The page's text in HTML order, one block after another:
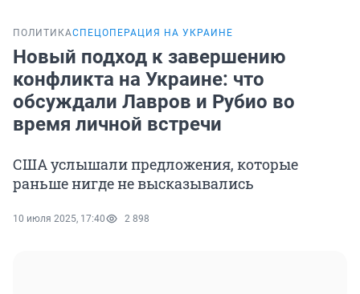
ПОЛИТИКАСПЕЦОПЕРАЦИЯ НА УКРАИНЕ
Новый подход к завершению
конфликта на Украине: что
обсуждали Лавров и Рубио во
время личной встречи
США услышали предложения, которые
раньше нигде не высказывались
10 июля 2025, 17:40 2 898